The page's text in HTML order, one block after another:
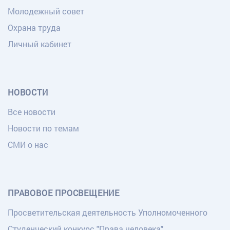
Молодежный совет
Охрана труда
Личный кабинет
НОВОСТИ
Все новости
Новости по темам
СМИ о нас
ПРАВОВОЕ ПРОСВЕЩЕНИЕ
Просветительская деятельность Уполномоченного